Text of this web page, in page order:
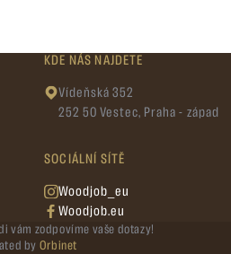
KDE NÁS NAJDETE
Vídeňská 352
252 50 Vestec, Praha - západ
SOCIÁLNÍ SÍTĚ
Woodjob_eu
Woodjob.eu
vám zodpovíme vaše dotazy!
by Orbinet